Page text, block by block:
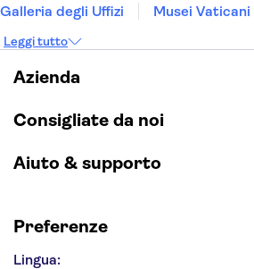
Galleria degli Uffizi
Musei Vaticani
Reggia di Caserta
Teatro alla
Sagrada Familia
Napoli Sotterranea
Leggi tutto
Azienda
Consigliate da noi
Aiuto & supporto
Preferenze
Lingua: